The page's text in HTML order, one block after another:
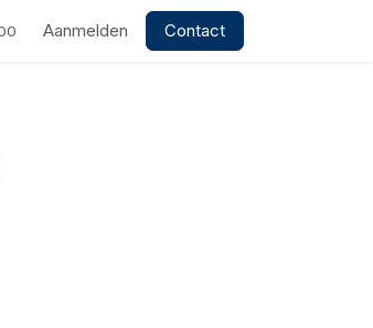
Aanmelden Contact